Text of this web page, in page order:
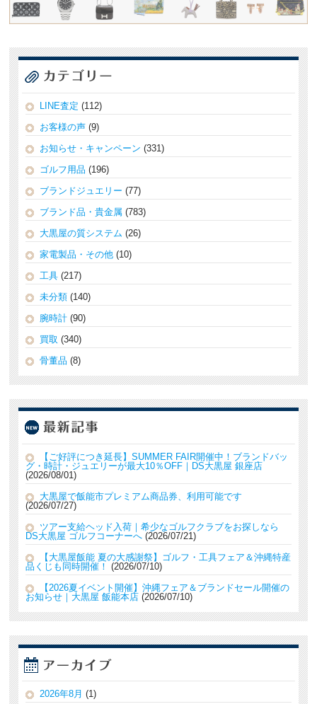
LINE査定 (112)
お客様の声 (9)
お知らせ・キャンペーン (331)
ゴルフ用品 (196)
ブランドジュエリー (77)
ブランド品・貴金属 (783)
大黒屋の質システム (26)
家電製品・その他 (10)
工具 (217)
未分類 (140)
腕時計 (90)
買取 (340)
骨董品 (8)
【ご好評につき延長】SUMMER FAIR開催中！ブランドバッ
グ・時計・ジュエリーが最大10％OFF｜DS大黒屋 銀座店
2026/08/01
大黒屋で飯能市プレミアム商品券、利用可能です
2026/07/27
ツアー支給ヘッド入荷｜希少なゴルフクラブをお探しなら
DS大黒屋 ゴルフコーナーへ 2026/07/21
【大黒屋飯能 夏の大感謝祭】ゴルフ・工具フェア＆沖縄特産
品くじも同時開催！
2026/07/10
【2026夏イベント開催】沖縄フェア＆ブランドセール開催の
お知らせ｜大黒屋 飯能本店 2026/07/10
2026年8月 (1)